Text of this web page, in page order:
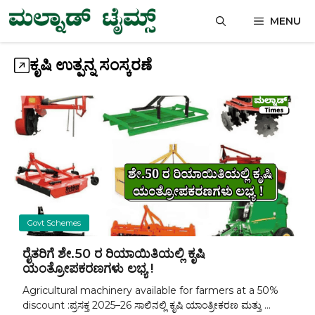
Skip
to
content
MENU
ಕೃಷಿ ಉತ್ಪನ್ನ ಸಂಸ್ಕರಣೆ
Govt Schemes
ರೈತರಿಗೆ ಶೇ.50 ರ ರಿಯಾಯಿತಿಯಲ್ಲಿ ಕೃಷಿ
ಯಂತ್ರೋಪಕರಣಗಳು ಲಭ್ಯ !
Agricultural machinery available for farmers at a 50%
discount :ಪ್ರಸಕ್ತ 2025–26 ಸಾಲಿನಲ್ಲಿ ಕೃಷಿ ಯಾಂತ್ರೀಕರಣ ಮತ್ತು ...